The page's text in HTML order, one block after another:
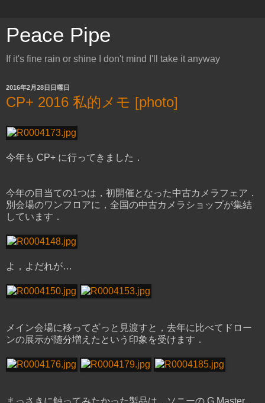
Peace Pipe
If it's fine rain or shine I don't mind I'll take it anyway
2016年2月28日日曜日
CP+ 2016 私的メモ [photo]
今年も CP+ に行ってきました．
今年の目当ての1つは，初開催となった中古カメラフェア．
別会場のワンフロアに，全国の中古カメラショップが集結
しています．
よ，よだれが…
メイン会場に移ってざっと見渡すと，去年に比べてドロー
ンの展示が随分増えたという印象を受けます．
まっさきに触ってみたかった製品は，ソニーの G Master．